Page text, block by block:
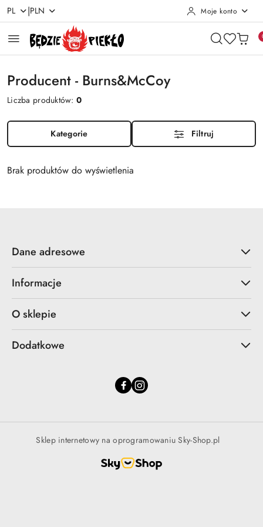
Przejdź do treści głównej
Przejdź do wyszukiwarki
Przejdź do moje konto
Przejdź do menu głównego
Przejdź do stopki
PL |PLN Moje konto
Producent - Burns&McCoy
Liczba produktów:0
Kategorie Filtruj
Brak produktów do wyświetlenia
Dane adresowe
Informacje
O sklepie
Dodatkowe
Sklep internetowy na oprogramowaniu Sky-Shop.pl